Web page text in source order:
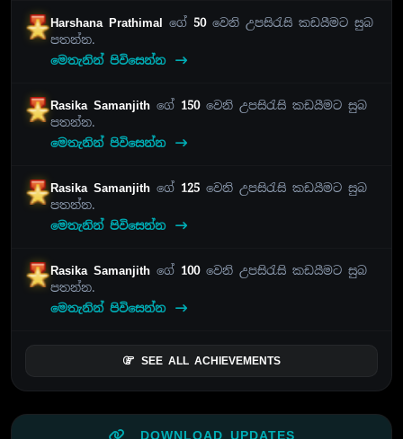
Harshana Prathimal ගේ 50වෙනි උපසිරැසි කඩයීමට සුබ
පතන්න.
මෙතැනින් පිවිසෙන්න
Rasika Samanjithගේ 150වෙනි උපසිරැසි කඩයීමට සුබ
පතන්න.
මෙතැනින් පිවිසෙන්න
Rasika Samanjithගේ 125 වෙනි උපසිරැසි කඩයීමට සුබ
පතන්න.
මෙතැනින් පිවිසෙන්න
Rasika Samanjithගේ 100වෙනි උපසිරැසි කඩයීමට සුබ
පතන්න.
මෙතැනින් පිවිසෙන්න
SEE ALL ACHIEVEMENTS
DOWNLOAD UPDATES